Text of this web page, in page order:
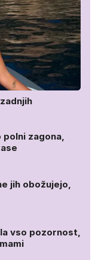
zagona,
jih obožujejo,
vso pozornost,